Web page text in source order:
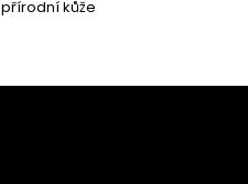
přírodní kůže